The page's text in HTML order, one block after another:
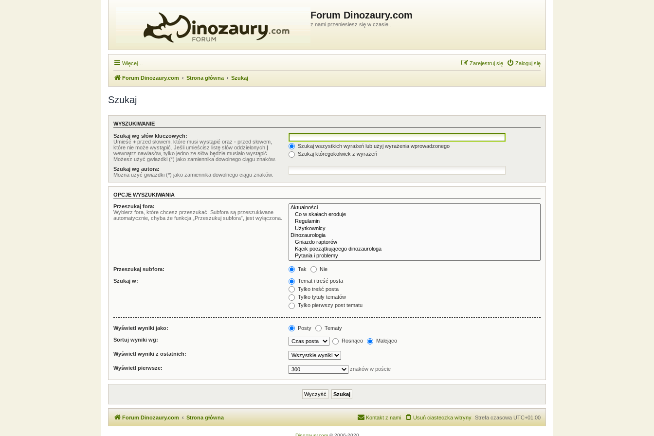
Forum Dinozaury.com
z nami przeniesiesz się w czasie...
Więcej… Zaloguj się
Zarejestruj się
Forum Dinozaury.com Strona główna Szukaj
Szukaj
WYSZUKIWANIE
Szukaj wg słów kluczowych:
Umieść + przed słowem, które musi wystąpić oraz - przed słowem,
które nie może wystąpić. Jeśli umieścisz listę słów oddzielonych |
wewnątrz nawiasów, tylko jedno ze słów będzie musiało wystąpić.
Możesz użyć gwiazdki (*) jako zamiennika dowolnego ciągu znaków.
Szukaj wszystkich wyrażeń lub użyj wyrażenia wprowadzonego
Szukaj któregokolwiek z wyrażeń
Szukaj wg autora:
Można użyć gwiazdki (*) jako zamiennika dowolnego ciągu znaków.
OPCJE WYSZUKIWANIA
Przeszukaj fora:
Wybierz fora, które chcesz przeszukać. Subfora są przeszukiwane
automatycznie, chyba że funkcja „Przeszukuj subfora”, jest wyłączona.
Przeszukaj subfora: Tak Nie
Szukaj w:
Temat i treść posta
Tylko treść posta
Tylko tytuły tematów
Tylko pierwszy post tematu
Wyświetl wyniki jako: Posty Tematy
Sortuj wyniki wg: Rosnąco Malejąco
Wyświetl wyniki z ostatnich:
Wyświetl pierwsze: znaków w poście
Forum Dinozaury.com Strona główna Strefa czasowa UTC+01:00
Usuń ciasteczka witryny
Kontakt z nami